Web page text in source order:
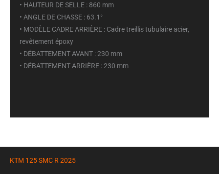
• HAUTEUR DE SELLE : 860 mm
• ANGLE DE CHASSE : 63.1°
• MODÈLE CADRE ARRIÈRE : Cadre treillis tubulaire acier,
revêtement époxy
• DÉBATTEMENT AVANT : 230 mm
• DÉBATTEMENT ARRIÈRE : 230 mm
KTM 125 SMC R 2025